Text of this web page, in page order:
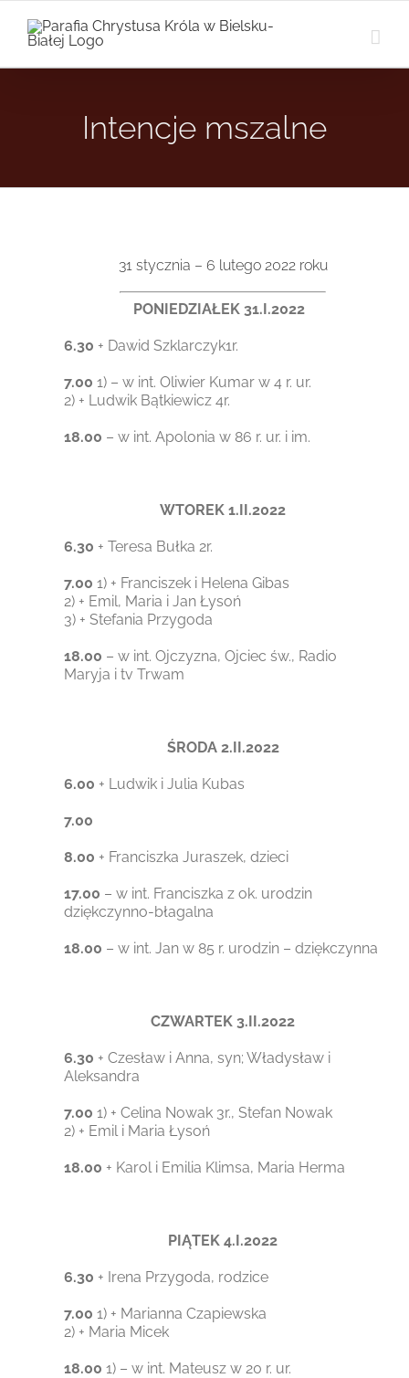
zawartości
Intencje mszalne
31 stycznia – 6 lutego 2022 roku
PONIEDZIAŁEK 31.I.2022
6.30 + Dawid Szklarczyk1r.
7.00 1) – w int. Oliwier Kumar w 4 r. ur.
2) + Ludwik Bątkiewicz 4r.
18.00 – w int. Apolonia w 86 r. ur. i im.
WTOREK 1.II.2022
6.30 + Teresa Bułka 2r.
7.00 1) + Franciszek i Helena Gibas
2) + Emil, Maria i Jan Łysoń
3) + Stefania Przygoda
18.00 – w int. Ojczyzna, Ojciec św., Radio
Maryja i tv Trwam
ŚRODA 2.II.2022
6.00 + Ludwik i Julia Kubas
7.00
8.00 + Franciszka Juraszek, dzieci
17.00 – w int. Franciszka z ok. urodzin
dziękczynno-błagalna
18.00 – w int. Jan w 85 r. urodzin – dziękczynna
CZWARTEK 3.II.2022
6.30 + Czesław i Anna, syn; Władysław i
Aleksandra
7.00 1) + Celina Nowak 3r., Stefan Nowak
2) + Emil i Maria Łysoń
18.00 + Karol i Emilia Klimsa, Maria Herma
PIĄTEK 4.I.2022
6.30 + Irena Przygoda, rodzice
7.00 1) + Marianna Czapiewska
2) + Maria Micek
18.00 1) – w int. Mateusz w 20 r. ur.